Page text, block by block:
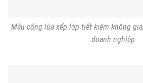
Mẫu cổng lùa xếp lớp tiết kiệm không
doanh nghiệp